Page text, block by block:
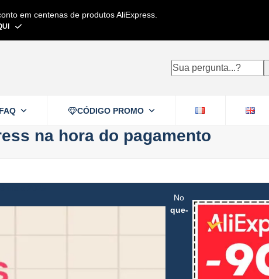
em centenas de produtos AliExpress.
Sua
FAQ CÓDIGO PROMO
na hora do pagamento
No
que-